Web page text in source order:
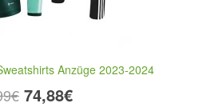
Anzüge 2023-2024
74,88€